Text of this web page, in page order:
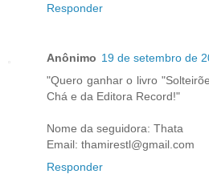
Responder
Anônimo 19 de setembro de
"Quero ganhar o livro
Chá e da Editora Record!"
Nome da seguidora: Thata
Email: thamirestl@gmail.com
Responder